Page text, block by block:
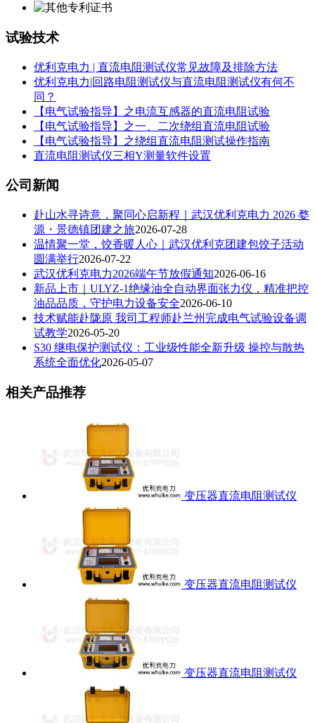
试验技术
优利克电力 | 直流电阻测试仪常见故障及排除方法
优利克电力|回路电阻测试仪与直流电阻测试仪有何不
同？
【电气试验指导】之电流互感器的直流电阻试验
【电气试验指导】之一、二次绕组直流电阻试验
【电气试验指导】之绕组直流电阻测试操作指南
直流电阻测试仪三相Y测量软件设置
公司新闻
赴山水寻诗意，聚同心启新程｜武汉优利克电力 2026 婺
源・景德镇团建之旅2026-07-28
温情聚一堂，饺香暖人心｜武汉优利克团建包饺子活动
圆满举行2026-07-22
武汉优利克电力2026端午节放假通知2026-06-16
新品上市｜ULYZ-1绝缘油全自动界面张力仪，精准把控
油品品质，守护电力设备安全2026-06-10
技术赋能赴陇原 我司工程师赴兰州完成电气试验设备调
试教学2026-05-20
S30 继电保护测试仪：工业级性能全新升级 操控与散热
系统全面优化2026-05-07
相关产品推荐
变压器直流电阻测试仪
变压器直流电阻测试仪
变压器直流电阻测试仪